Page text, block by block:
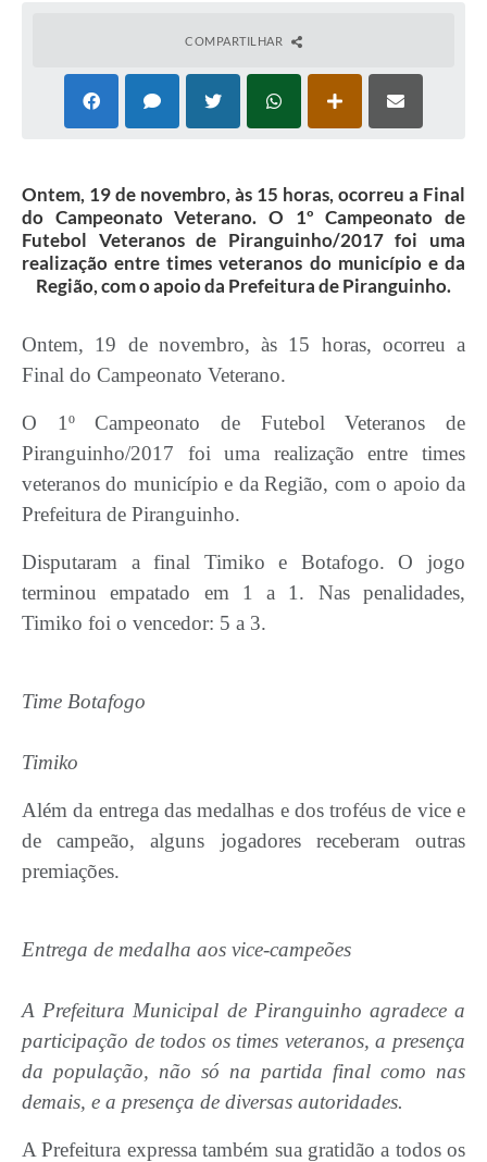
COMPARTILHAR
Ontem, 19 de novembro, às 15 horas, ocorreu a Final
do Campeonato Veterano. O 1º Campeonato de
Futebol Veteranos de Piranguinho/2017 foi uma
realização entre times veteranos do município e da
Região, com o apoio da Prefeitura de Piranguinho.
Ontem, 19 de novembro, às 15 horas, ocorreu a
Final do Campeonato Veterano.
O 1º Campeonato de Futebol Veteranos de
Piranguinho/2017 foi uma realização entre times
veteranos do município e da Região, com o apoio da
Prefeitura de Piranguinho.
Disputaram a final Timiko e Botafogo. O jogo
terminou empatado em 1 a 1. Nas penalidades,
Timiko foi o vencedor: 5 a 3.
Time Botafogo
Timiko
Além da entrega das medalhas e dos troféus de vice e
de campeão, alguns jogadores receberam outras
premiações.
Entrega de medalha aos vice-campeões
A Prefeitura Municipal de Piranguinho agradece a
participação de todos os times veteranos, a presença
da população, não só na partida final como nas
demais, e a presença de diversas autoridades.
A Prefeitura expressa também sua gratidão a todos os